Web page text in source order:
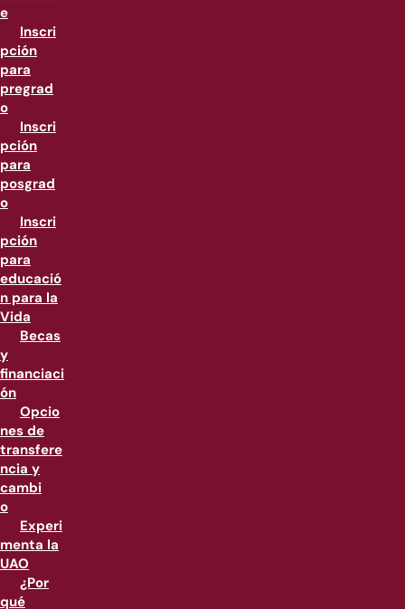
e
Inscri
pción
para
pregrad
o
Inscri
pción
para
posgrad
o
Inscri
pción
para
educació
n para la
Vida
Becas
y
financiaci
ón
Opcio
nes de
transfere
ncia y
cambi
o
Experi
menta la
UAO
¿Por
qué